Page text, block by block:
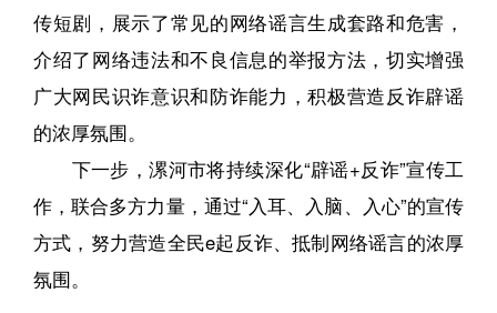
传短剧，展示了常见的网络谣言生成套路和危害，
介绍了网络违法和不良信息的举报方法，切实增强
广大网民识诈意识和防诈能力，积极营造反诈辟谣
的浓厚氛围。
下一步，漯河市将持续深化“辟谣+反诈”宣传工
作，联合多方力量，通过“入耳、入脑、入心”的宣传
方式，努力营造全民e起反诈、抵制网络谣言的浓厚
氛围。